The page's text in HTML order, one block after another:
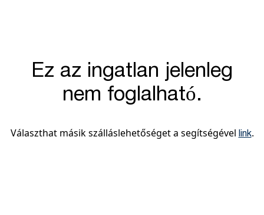
Ez az ingatlan jelenleg
nem foglalható.
Választhat másik szálláslehetőséget a segítségével link.